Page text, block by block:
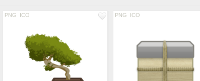
PNG ICO PNG ICO